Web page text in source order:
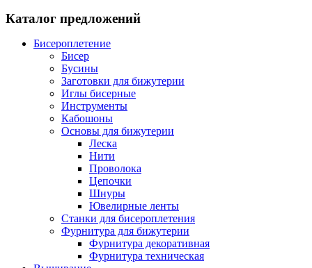
Каталог предложений
Бисероплетение
Бисер
Бусины
Заготовки для бижутерии
Иглы бисерные
Инструменты
Кабошоны
Основы для бижутерии
Леска
Нити
Проволока
Цепочки
Шнуры
Ювелирные ленты
Станки для бисероплетения
Фурнитура для бижутерии
Фурнитура декоративная
Фурнитура техническая